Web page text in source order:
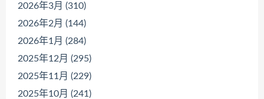
2026年3月 (310)
2026年2月 (144)
2026年1月 (284)
2025年12月 (295)
2025年11月 (229)
2025年10月 (241)